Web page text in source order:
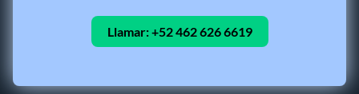
Llamar:+52 462 626 6619